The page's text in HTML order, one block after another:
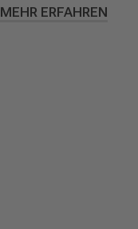
MEHR ERFAHREN